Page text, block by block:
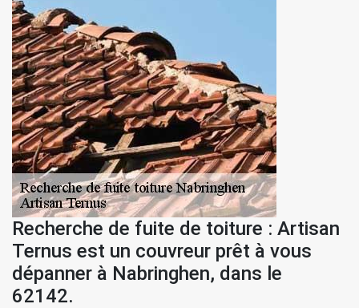
Recherche de fuite de toiture : Artisan
Ternus est un couvreur prêt à vous
dépanner à Nabringhen, dans le
62142.